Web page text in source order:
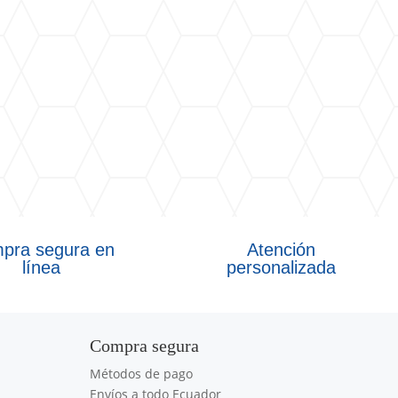
segura en
línea
Atención
personalizada
Compra segura
Métodos de pago
Envíos a todo Ecuador